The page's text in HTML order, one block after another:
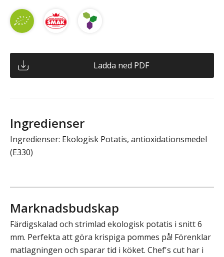
Ladda ned PDF
Ingredienser
Ingredienser: Ekologisk Potatis, antioxidationsmedel
(E330)
Marknadsbudskap
Färdigskalad och strimlad ekologisk potatis i snitt 6
mm. Perfekta att göra krispiga pommes på! Förenklar
matlagningen och sparar tid i köket. Chef's cut har i